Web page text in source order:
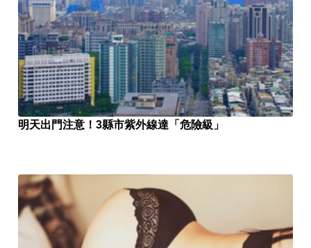
明天出門注意！3縣市紫外線達「危險級」